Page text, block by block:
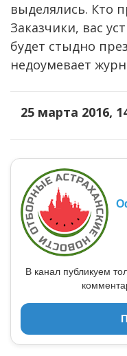
выделялись. Кто
Заказчики, вас
будет стыдно
недоумевает
25 марта 2016,
В канал публикуем